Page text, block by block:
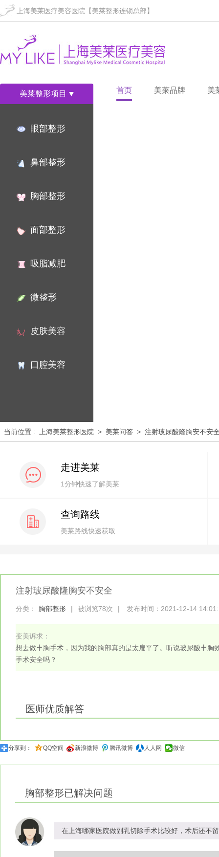
上海美莱医疗美容医院【美莱整形连锁总部】
美莱整形项目
眼部整形
鼻部整形
胸部整形
面部整形
吸脂减肥
微整形
皮肤美容
口腔美容
首页 美莱品牌 美
当前位置 : 上海美莱整形医院 > 美莱问答 > 注射玻尿酸隆胸安不安
走进美莱
1分钟快速了解美莱
查询路线
美莱路线快速获取
注射玻尿酸隆胸安不安全
分类： 胸部整形 | 被浏览78次 | 发布时间：2021-12-14
变美诉求：
想去做丰胸手术，因为我的胸部真的是太扁平了。听说玻尿酸丰
手术安全吗？
医师优质解答
分享到： QQ空间 新浪微博 腾讯微博 人人网 微信
胸部整形已解决问题
在上海哪家医院做副乳切除手术比较好，术后还不